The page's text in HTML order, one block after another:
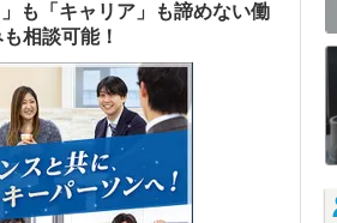
も「キャリア」も諦めない働
相談可能！